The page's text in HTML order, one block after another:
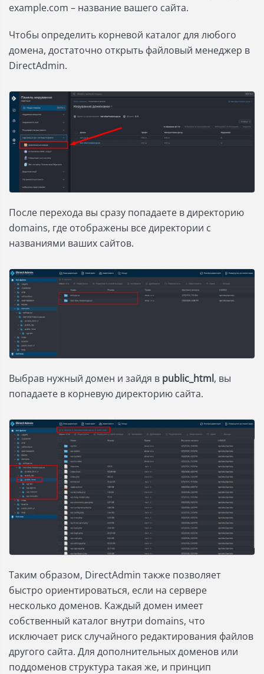
example.com – название вашего сайта.
Чтобы определить корневой каталог для любого
домена, достаточно открыть файловый менеджер в
DirectAdmin.
После перехода вы сразу попадаете в директорию
domains, где отображены все директории с
названиями ваших сайтов.
Выбрав нужный домен и зайдя в public_html, вы
попадаете в корневую директорию сайта.
Таким образом, DirectAdmin также позволяет
быстро ориентироваться, если на сервере
несколько доменов. Каждый домен имеет
собственный каталог внутри domains, что
исключает риск случайного редактирования файлов
другого сайта. Для дополнительных доменов или
поддоменов структура такая же, и принцип